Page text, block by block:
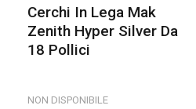
Cerchi In Lega Mak
Zenith Hyper Silver Da
18 Pollici
NON DISPONIBILE